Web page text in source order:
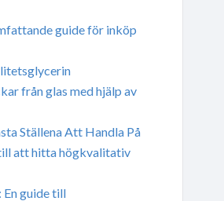
guide för inköp
från glas med hjälp av
Ställena Att Handla På
att hitta högkvalitativ
guide till